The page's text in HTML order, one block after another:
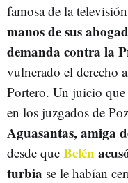
famosa de la
manos de sus
demanda contra la
vulnerado el derecho
Portero. Un juicio que
en los juzgados de
Aguasantas, amiga
desde que Belén
turbia se le habían